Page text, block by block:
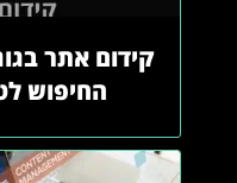
קידום אתר
החיפוש